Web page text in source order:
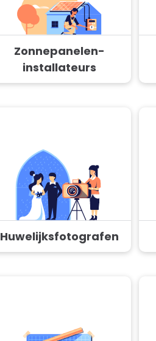
Zonnepanelen-
installateurs
Huwelijksfotografen